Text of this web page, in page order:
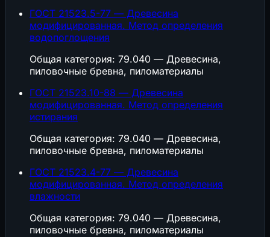
ГОСТ 21523.5-77 — Древесина
модифицированная. Метод определения
водопоглощения
Общая категория: 79.040 — Древесина,
пиловочные бревна, пиломатериалы
ГОСТ 21523.10-88 — Древесина
модифицированная. Метод определения
истирания
Общая категория: 79.040 — Древесина,
пиловочные бревна, пиломатериалы
ГОСТ 21523.4-77 — Древесина
модифицированная. Метод определения
влажности
Общая категория: 79.040 — Древесина,
пиловочные бревна, пиломатериалы